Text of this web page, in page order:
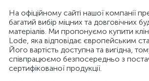
На офіційному сайті нашої компанії
багатий вибір міцних та довговічних
матеріалів. Ми пропонуємо купити
Lode, яка відповідає європейським
Його вартість доступна та вигідна,
співпрацюємо безпосередньо з
сертифікованої продукції.